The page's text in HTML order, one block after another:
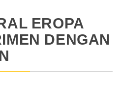
EROPA
DENGAN